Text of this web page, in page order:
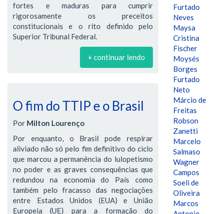
fortes e maduras para cumprir
rigorosamente os preceitos
constitucionais e o rito definido pelo
Superior Tribunal Federal.
+ continuar lendo
O fim do TTIP e o Brasil
Por Milton Lourenço
Por enquanto, o Brasil pode respirar
aliviado não só pelo fim definitivo do ciclo
que marcou a permanência do lulopetismo
no poder e as graves consequências que
redundou na economia do País como
também pelo fracasso das negociações
entre Estados Unidos (EUA) e União
Europeia (UE) para a formação do
Furtado
Neves
Maysa
Cristina
Fischer
Moysés
Borges
Furtado
Neto
Márcio de
Freitas
Robson
Zanetti
Marcelo
Salmaso
Wagner
Campos
Soeli de
Oliveira
Marcos